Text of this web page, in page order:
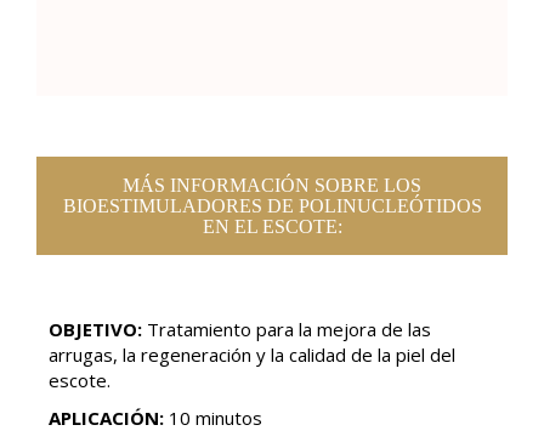
MÁS INFORMACIÓN SOBRE LOS
BIOESTIMULADORES DE POLINUCLEÓTIDOS
EN EL ESCOTE:
OBJETIVO: Tratamiento para la mejora de las
arrugas, la regeneración y la calidad de la piel del
escote.
APLICACIÓN: 10 minutos